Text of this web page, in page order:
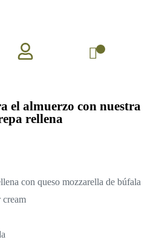
el almuerzo con nuestra
rellena
con queso mozzarella de búfala
cream